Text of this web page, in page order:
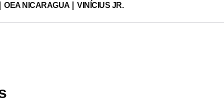
OEA NICARAGUA VINÍCIUS JR.